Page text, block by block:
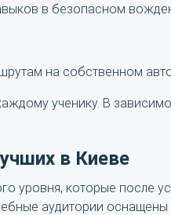
в безопасном
на собственном
ученику. В
в Киеве
уровня, которые после
аудитории